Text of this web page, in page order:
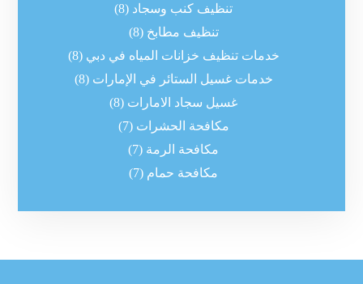
تنظيف كنب وسجاد (8)
تنظيف مطابخ (8)
خدمات تنظيف خزانات المياه في دبي (8)
خدمات غسيل الستائر في الإمارات (8)
غسيل سجاد الامارات (8)
مكافحة الحشرات (7)
مكافحة الرمة (7)
مكافحة حمام (7)